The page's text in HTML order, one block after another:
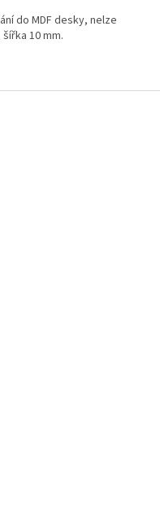
do MDF desky, nelze
10 mm.